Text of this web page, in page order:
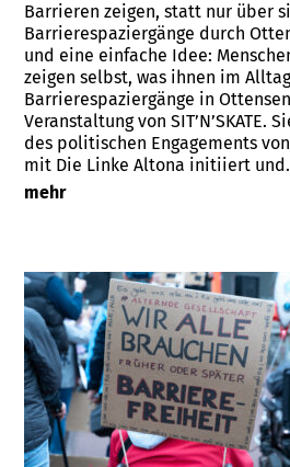
Barrieren zeigen, statt nur über
Barrierespaziergänge durch
und eine einfache Idee:
zeigen selbst, was ihnen im
Barrierespaziergänge in
Veranstaltung von SIT’N’SKATE.
des politischen Engagements
mit Die Linke Altona initiiert
mehr